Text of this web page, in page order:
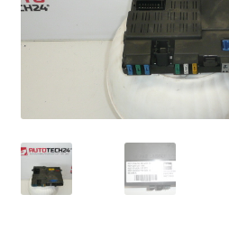
Płatności
Polityka prywatności
Procedura reklamacyjna
Skarga